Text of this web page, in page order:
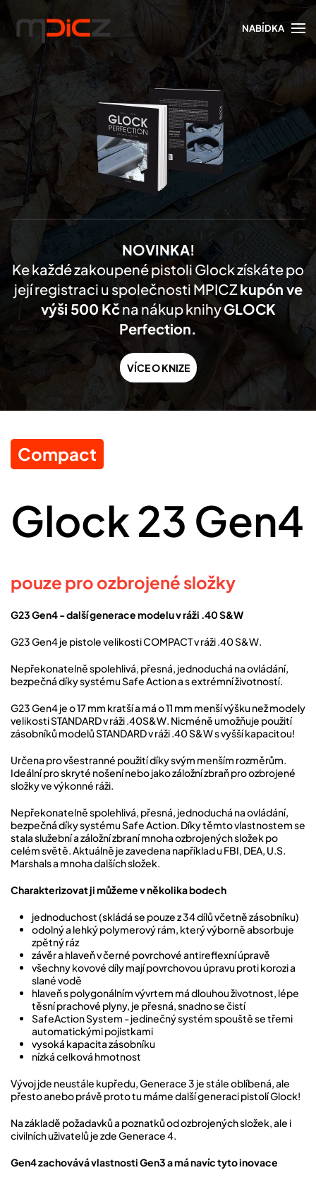
Skip to main content
NABÍDKA
NOVINKA!
Ke každé zakoupené pistoli Glock získáte po
její registraci u společnosti MPICZkupón ve
výši 500 Kčna nákup knihyGLOCK
Perfection.
VÍCE O KNIZE
Compact
Glock 23 Gen4
pouze pro ozbrojené složky
G23 Gen4 - další generace modelu v ráži .40 S&W
G23 Gen4 je pistole velikosti COMPACT v ráži .40 S&W.
Nepřekonatelně spolehlivá, přesná, jednoduchá na ovládání,
bezpečná díky systému Safe Action a s extrémní životností.
G23 Gen4 je o 17 mm kratší a má o 11 mm menší výšku než modely
velikosti STANDARD v ráži .40S&W. Nicméně umožňuje použití
zásobníků modelů STANDARD v ráži .40 S&W s vyšší kapacitou!
Určena pro všestranné použití díky svým menším rozměrům.
Ideální pro skryté nošení nebo jako záložní zbraň pro ozbrojené
složky ve výkonné ráži.
Nepřekonatelně spolehlivá, přesná, jednoduchá na ovládání,
bezpečná díky systému Safe Action. Díky těmto vlastnostem se
stala služební a záložní zbraní mnoha ozbrojených složek po
celém světě. Aktuálně je zavedena například u FBI, DEA, U.S.
Marshals a mnoha dalších složek.
Charakterizovat ji můžeme v několika bodech
jednoduchost (skládá se pouze z 34 dílů včetně zásobníku)
odolný a lehký polymerový rám, který výborně absorbuje
zpětný ráz
závěr a hlaveň v černé povrchové antireflexní úpravě
všechny kovové díly mají povrchovou úpravu proti korozi a
slané vodě
hlaveň s polygonálním vývrtem má dlouhou životnost, lépe
těsní prachové plyny, je přesná, snadno se čistí
SafeAction System - jedinečný systém spouště se třemi
automatickými pojistkami
vysoká kapacita zásobníku
nízká celková hmotnost
Vývoj jde neustále kupředu, Generace 3 je stále oblíbená, ale
přesto anebo právě proto tu máme další generaci pistolí Glock!
Na základě požadavků a poznatků od ozbrojených složek, ale i
civilních uživatelů je zde Generace 4.
Gen4 zachovává vlastnosti Gen3 a má navíc tyto inovace